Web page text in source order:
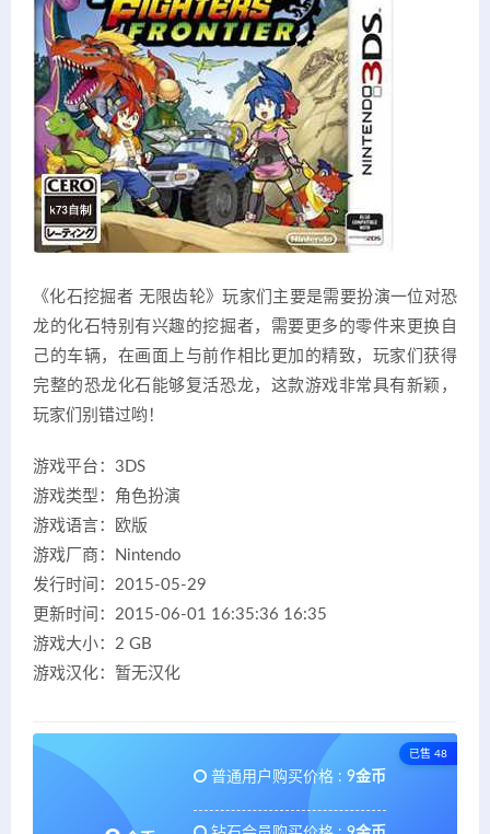
《化石挖掘者 无限齿轮》玩家们主要是需要扮演一位对恐
龙的化石特别有兴趣的挖掘者，需要更多的零件来更换自
己的车辆，在画面上与前作相比更加的精致，玩家们获得
完整的恐龙化石能够复活恐龙，这款游戏非常具有新颖，
玩家们别错过哟！
游戏平台：3DS
游戏类型：角色扮演
游戏语言：欧版
游戏厂商：Nintendo
发行时间：2015-05-29
更新时间：2015-06-01 16:35:36 16:35
游戏大小：2 GB
游戏汉化：暂无汉化
已售 48
普通用户购买价格 : 9金币